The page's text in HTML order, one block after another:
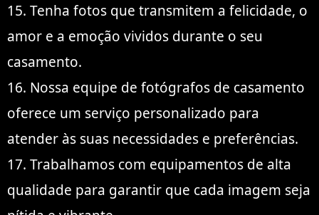
15. Tenha fotos que transmitem a felicidade, o
amor e a emoção vividos durante o seu
casamento.
16. Nossa equipe de fotógrafos de casamento
oferece um serviço personalizado para
atender às suas necessidades e preferências.
17. Trabalhamos com equipamentos de alta
qualidade para garantir que cada imagem seja